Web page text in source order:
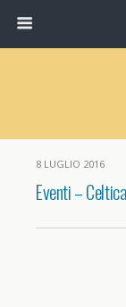
8 LUGLIO 2016
Eventi –